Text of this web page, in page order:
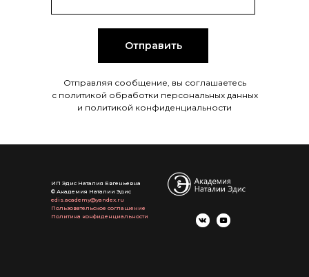
Отправить
Отправляя сообщение, вы соглашаетесь
с политикой обработки персональных данных
и политикой конфиденциальности
ИП Эдис Наталия Евгеньевна
© Академия Наталии Эдис
edis.academy@yandex.ru
Пользовательское соглашение
Политика конфиденциальности